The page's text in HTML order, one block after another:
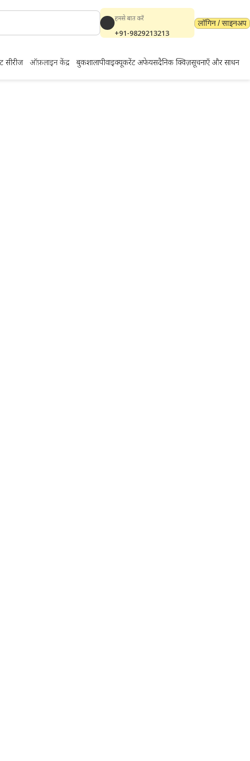
हमसे बात करें
+91-9829213213
लॉगिन / साइनअप
सीरीज ऑफ़लाइन केंद्र बुकशालापीवाईक्यूकरेंट अफेयर्सदैनिक क्विज़सूचनाएँ और साधन